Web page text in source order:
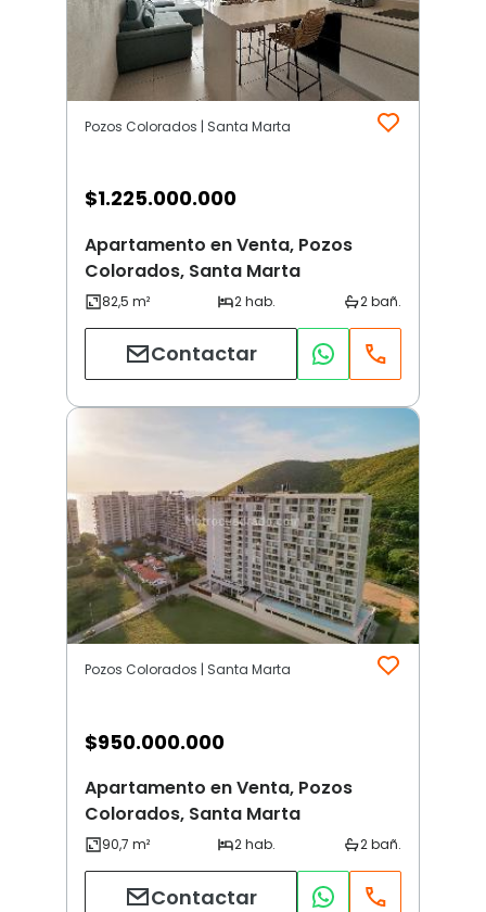
Pozos Colorados | Santa Marta
$1.225.000.000
Apartamento en Venta, Pozos
Colorados, Santa Marta
Contactar
Pozos Colorados | Santa Marta
$950.000.000
Apartamento en Venta, Pozos
Colorados, Santa Marta
Contactar